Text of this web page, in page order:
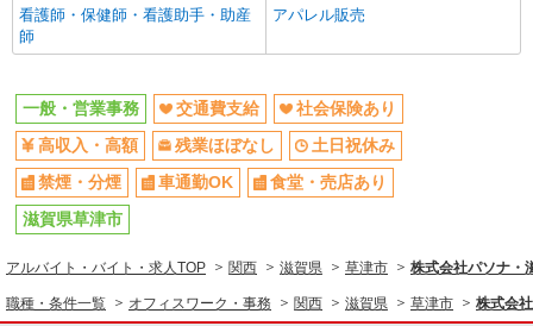
看護師・保健師・看護助手・助産
師
アパレル販売
一般・営業事務 交通費支給
社会保険あり
高収入・高額
残業ほぼなし
土日祝休み
禁煙・分煙
車通勤OK
食堂・売店あり
滋賀県草津市
アルバイト・バイト・求人TOP 関西 滋賀県 草津市 株式会社パソナ・
職種・条件一覧 オフィスワーク・事務 関西 滋賀県 草津市 株式会